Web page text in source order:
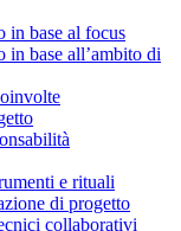
in base al focus
base all’ambito di
e rituali
di progetto
collaborativi